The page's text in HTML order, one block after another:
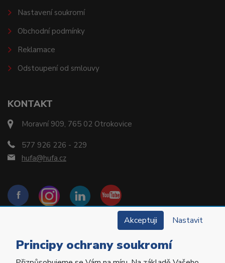
KONTAKT
Moravní 909, 765 02 Otrokovice
577 926 226 - 229
hufa@hufa.cz
Nastavení soukromí
Obchodní podmínky
Reklamace
Odstoupení od smlouvy
Akceptuji Nastavit
Principy ochrany soukromí